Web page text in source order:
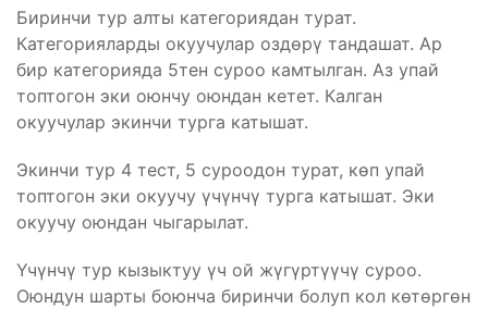
Биринчи тур алты категориядан турат.
Категорияларды окуучулар оздөрү тандашат. Ар
бир категорияда 5тен суроо камтылган. Аз упай
топтогон эки оюнчу оюндан кетет. Калган
окуучулар экинчи турга катышат.
Экинчи тур 4 тест, 5 суроодон турат, көп упай
топтогон эки окуучу үчүнчү турга катышат. Эки
окуучу оюндан чыгарылат.
Үчүнчү тур кызыктуу үч ой жүгүртүүчү суроо.
Оюндун шарты боюнча биринчи болуп кол көтөргөн